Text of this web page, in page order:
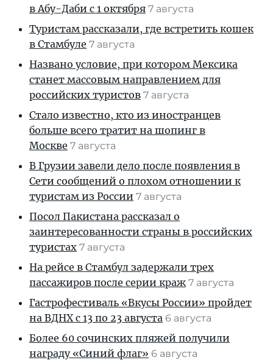
в Абу-Даби с 1 октября 7 августа
Туристам рассказали, где встретить кошек
в Стамбуле 7 августа
Названо условие, при котором Мексика
станет массовым направлением для
российских туристов 7 августа
Стало известно, кто из иностранцев
больше всего тратит на шопинг в
Москве 7 августа
В Грузии завели дело после появления в
Сети сообщений о плохом отношении к
туристам из России 7 августа
Посол Пакистана рассказал о
заинтересованности страны в российских
туристах 7 августа
На рейсе в Стамбул задержали трех
пассажиров после серии краж 7 августа
Гастрофестиваль «Вкусы России» пройдет
на ВДНХ с 13 по 23 августа 6 августа
Более 60 сочинских пляжей получили
награду «Синий флаг» 6 августа